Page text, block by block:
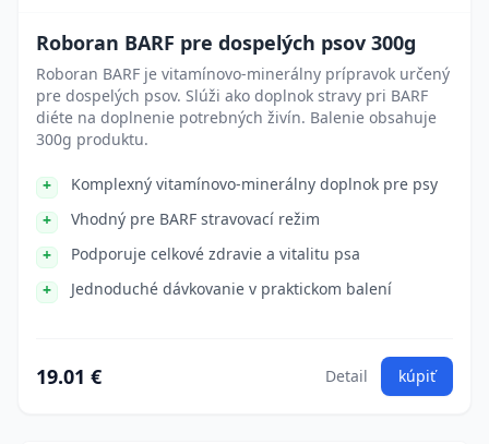
Roboran BARF pre dospelých psov 300g
Roboran BARF je vitamínovo-minerálny prípravok určený
pre dospelých psov. Slúži ako doplnok stravy pri BARF
diéte na doplnenie potrebných živín. Balenie obsahuje
300g produktu.
Komplexný vitamínovo-minerálny doplnok pre psy
Vhodný pre BARF stravovací režim
Podporuje celkové zdravie a vitalitu psa
Jednoduché dávkovanie v praktickom balení
19.01 € Detail kúpiť